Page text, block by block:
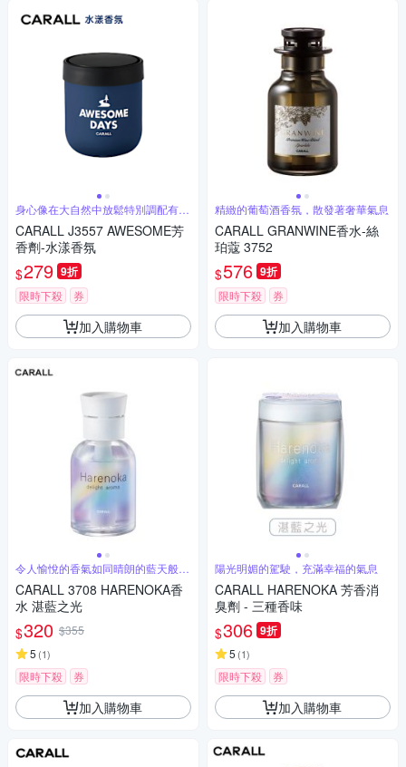
身心像在大自然中放鬆特別調配有層
次的香味
CARALL J3557 AWESOME芳
香劑-水漾香氛
$279 9折
限時下殺 券
加入購物車
令人愉悅的香氣如同晴朗的藍天般舒
緩擴散
CARALL 3708 HARENOKA香
水 湛藍之光
$320 $355
5 (1)
限時下殺 券
加入購物車
精緻的葡萄酒香氛，散發著奢華氣息
CARALL GRANWINE香水-絲
珀蔻 3752
$576 9折
限時下殺 券
加入購物車
陽光明媚的駕駛，充滿幸福的氣息
CARALL HARENOKA 芳香消
臭劑 - 三種香味
$306 9折
5 (1)
限時下殺 券
加入購物車